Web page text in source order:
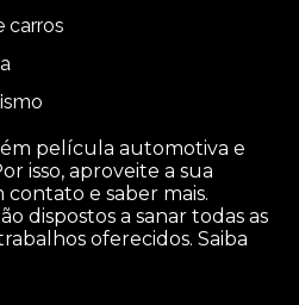
carros
película automotiva e
isso, aproveite a sua
e saber mais.
dispostos a sanar todas as
oferecidos. Saiba